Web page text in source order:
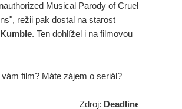
Musical Parody of Cruel
režii pak dostal na starost
. Ten dohlížel i na filmovou
vám film? Máte zájem o seriál?
Zdroj: Deadline